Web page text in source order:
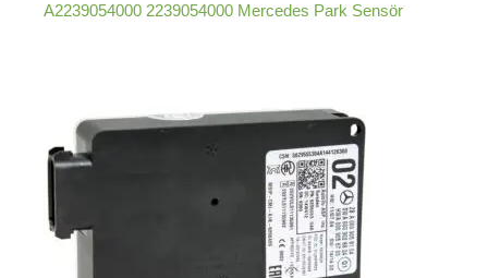
A2239054000 2239054000 Mercedes Park Sensör